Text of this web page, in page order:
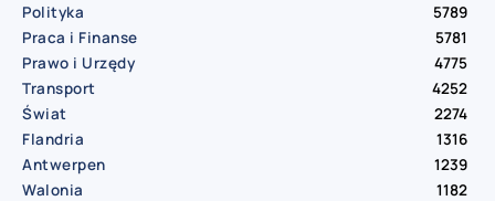
Polityka
5789
Praca i Finanse
5781
Prawo i Urzędy
4775
Transport
4252
Świat
2274
Flandria
1316
Antwerpen
1239
Walonia
1182